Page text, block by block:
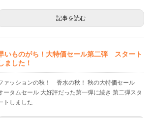
記事を読む
いものがち！大特価セール第二弾 スタート
ました！
ァッションの秋！ 香水の秋！ 秋の大特価セール
ータムセール 大好評だった第一弾に続き 第二弾スタ
トしました...